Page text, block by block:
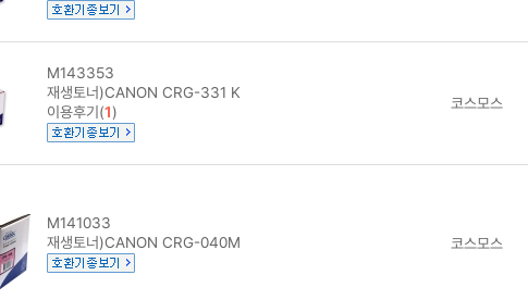
M143353
재생토너)CANON CRG-331 K
이용후기(1) 코스모스
M141033
재생토너)CANON CRG-040M
코스모스